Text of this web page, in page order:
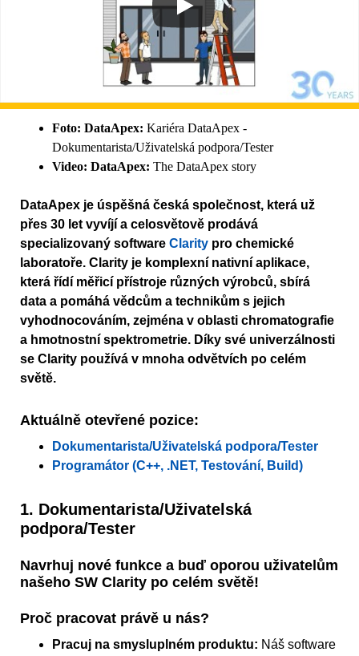
Foto: DataApex: Kariéra DataApex -
Dokumentarista/Uživatelská podpora/Tester
Video: DataApex: The DataApex story
DataApex je úspěšná česká společnost, která už
přes 30 let vyvíjí a celosvětově prodává
specializovaný software Clarity pro chemické
laboratoře. Clarity je komplexní nativní aplikace,
která řídí měřicí přístroje různých výrobců, sbírá
data a pomáhá vědcům a technikům s jejich
vyhodnocováním, zejména v oblasti chromatografie
a hmotnostní spektrometrie. Díky své univerzálnosti
se Clarity používá v mnoha odvětvích po celém
světě.
Aktuálně otevřené pozice:
Dokumentarista/Uživatelská podpora/Tester
Programátor (C++, .NET, Testování, Build)
1. Dokumentarista/Uživatelská
podpora/Tester
Navrhuj nové funkce a buď oporou uživatelům
našeho SW Clarity po celém světě!
Proč pracovat právě u nás?
Pracuj na smysluplném produktu: Náš software